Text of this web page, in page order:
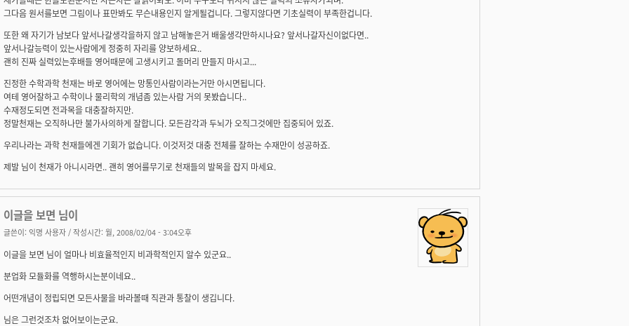
그다음 원서를보면 그림이나 표만봐도 무슨내용인지 알게될겁니다. 그렇지않다면 기초실력이 부족한겁니다.
또한 왜 자기가 남보다 앞서나갈생각을하지 않고 남해놓은거 배울생각만하시나요? 앞서나갈자신이없다면..
앞서나갈능력이 있는사람에게 정중히 자리를 양보하세요..
괜히 진짜 실력있는후배들 영어때문에 고생시키고 돌머리 만들지 마시고...
진정한 수학과학 천재는 바로 영어에는 망통인사람이라는거만 아시면됩니다.
여테 영어잘하고 수학이나 물리학의 개념좀 있는사람 거의 못봤습니다..
수재정도되면 전과목을 대충잘하지만.
정말천재는 오직하나만 불가사의하게 잘합니다. 모든감각과 두뇌가 오직그것에만 집중되어 있죠.
우리나라는 과학 천재들에겐 기회가 없습니다. 이것저것 대충 전체를 잘하는 수재만이 성공하죠.
제발 님이 천재가 아니시라면.. 괜히 영어를무기로 천재들의 발목을 잡지 마세요.
이글을 보면 님이
글쓴이: 익명 사용자 / 작성시간: 월, 2008/02/04 - 3:04오후
이글을 보면 님이 얼마나 비효율적인지 비과학적인지 알수 있군요..
분업화 모듈화를 역행하시는분이네요..
어떤개념이 정립되면 모든사물을 바라볼때 직관과 통찰이 생깁니다.
님은 그런것조차 없어보이는군요.